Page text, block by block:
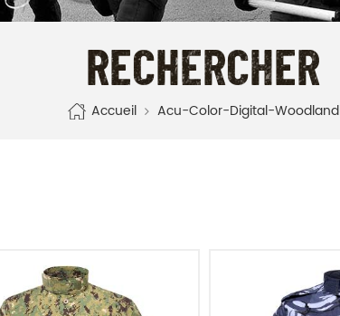
RECHERCHER
Accueil Acu-Color-Digital-Woodland